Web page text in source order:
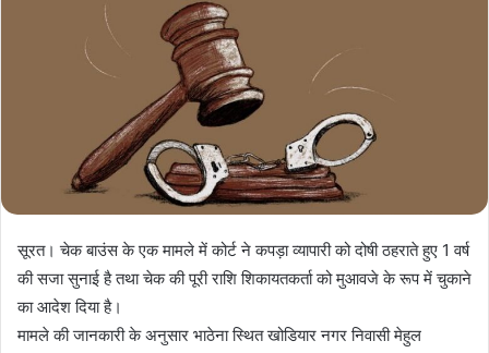
सूरत। चेक बाउंस के एक मामले में कोर्ट ने कपड़ा व्यापारी को दोषी ठहराते हुए 1 वर्ष
की सजा सुनाई है तथा चेक की पूरी राशि शिकायतकर्ता को मुआवजे के रूप में चुकाने
का आदेश दिया है।
मामले की जानकारी के अनुसार भाठेना स्थित खोडियार नगर निवासी मेहुल